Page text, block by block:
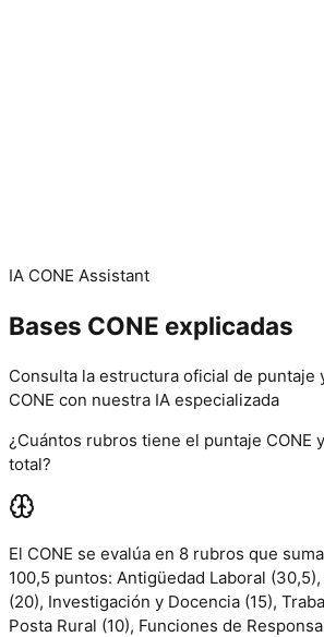
IA CONE Assistant
Bases CONE explicadas
Consulta la estructura oficial de puntaje
CONE con nuestra IA especializada
¿Cuántos rubros tiene el puntaje CONE
total?
El CONE se evalúa en 8 rubros que
100,5 puntos: Antigüedad Laboral
(20), Investigación y Docencia (15),
Posta Rural (10), Funciones de